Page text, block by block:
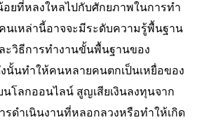
ยที่หลงใหลไปกับศักยภาพในการทำ
นเหล่านี้อาจจะมีระดับความรู้พื้นฐาน
ะวิธีการทำงานขั้นพื้นฐานของ
นั้นทำให้คนหลายคนตกเป็นเหยื่อของ
โลกออนไลน์ สูญเสียเงินลงทุนจาก
รดำเนินงานที่หลอกลวงหรือทำให้เกิด